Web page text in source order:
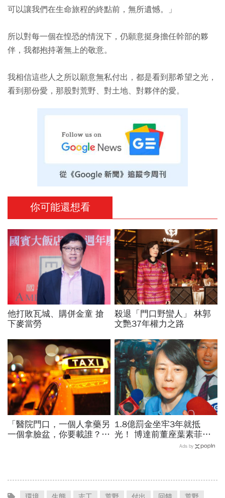
可以讓我們在生命旅程的終點前，無所遺憾。」
所以對每一個在惶恐的情況下，仍願意挺身擔任幹部的夥
伴，我都抱持著無上的敬意。
我相信這些人之所以願意無私付出，都是看到那希望之光，
看到那份愛，那股對荒野、對土地、對夥伴的愛。
你可能還想看
他打敗瓦城、購併金童 搶
下麥當勞
殺退「門口野蠻人」 林郭
文艷37年權力之路
「醫院門口，一個人拿藥另
一個拿臉盆，你要載誰？」
1.8億罰金坐牢3年就抵
光！ 博達前董座葉素菲今
Ads by